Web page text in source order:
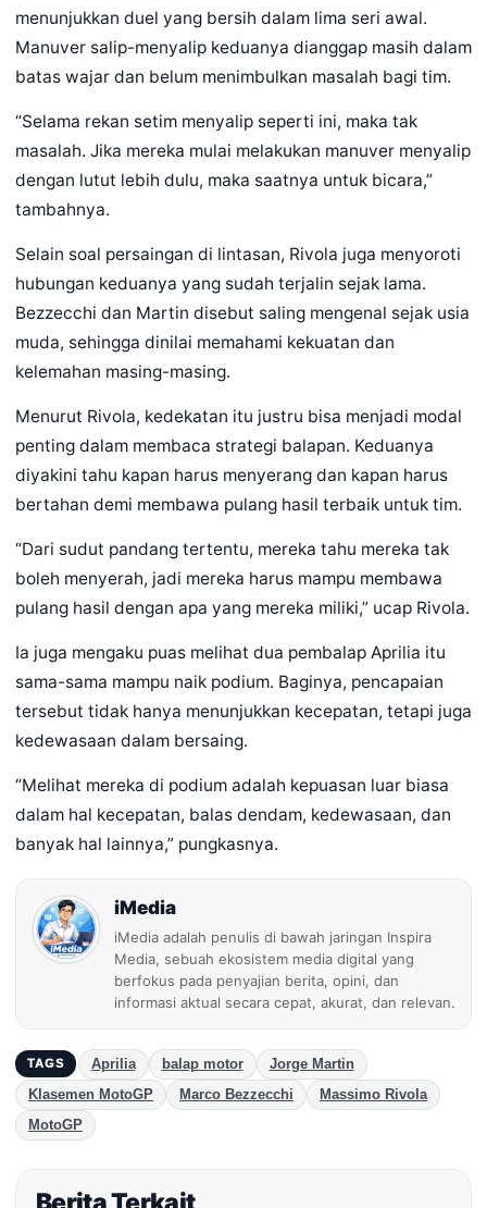
menunjukkan duel yang bersih dalam lima seri awal.
Manuver salip-menyalip keduanya dianggap masih dalam
batas wajar dan belum menimbulkan masalah bagi tim.
“Selama rekan setim menyalip seperti ini, maka tak
masalah. Jika mereka mulai melakukan manuver menyalip
dengan lutut lebih dulu, maka saatnya untuk bicara,”
tambahnya.
Selain soal persaingan di lintasan, Rivola juga menyoroti
hubungan keduanya yang sudah terjalin sejak lama.
Bezzecchi dan Martin disebut saling mengenal sejak usia
muda, sehingga dinilai memahami kekuatan dan
kelemahan masing-masing.
Menurut Rivola, kedekatan itu justru bisa menjadi modal
penting dalam membaca strategi balapan. Keduanya
diyakini tahu kapan harus menyerang dan kapan harus
bertahan demi membawa pulang hasil terbaik untuk tim.
“Dari sudut pandang tertentu, mereka tahu mereka tak
boleh menyerah, jadi mereka harus mampu membawa
pulang hasil dengan apa yang mereka miliki,” ucap Rivola.
Ia juga mengaku puas melihat dua pembalap Aprilia itu
sama-sama mampu naik podium. Baginya, pencapaian
tersebut tidak hanya menunjukkan kecepatan, tetapi juga
kedewasaan dalam bersaing.
“Melihat mereka di podium adalah kepuasan luar biasa
dalam hal kecepatan, balas dendam, kedewasaan, dan
banyak hal lainnya,” pungkasnya.
iMedia
iMedia adalah penulis di bawah jaringan Inspira
Media, sebuah ekosistem media digital yang
berfokus pada penyajian berita, opini, dan
informasi aktual secara cepat, akurat, dan relevan.
TAGS Aprilia balap motor
Jorge Martin
Klasemen MotoGP
Marco Bezzecchi
Massimo Rivola
MotoGP